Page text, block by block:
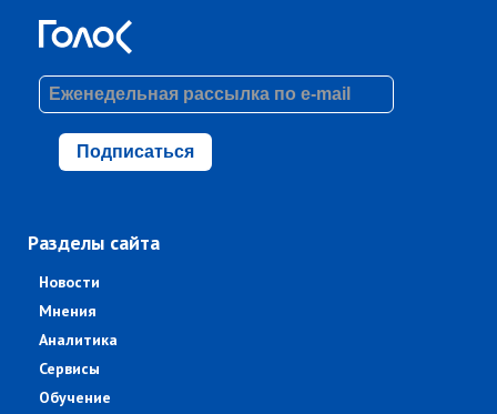
Подписаться
Разделы сайта
Новости
Мнения
Аналитика
Сервисы
Обучение